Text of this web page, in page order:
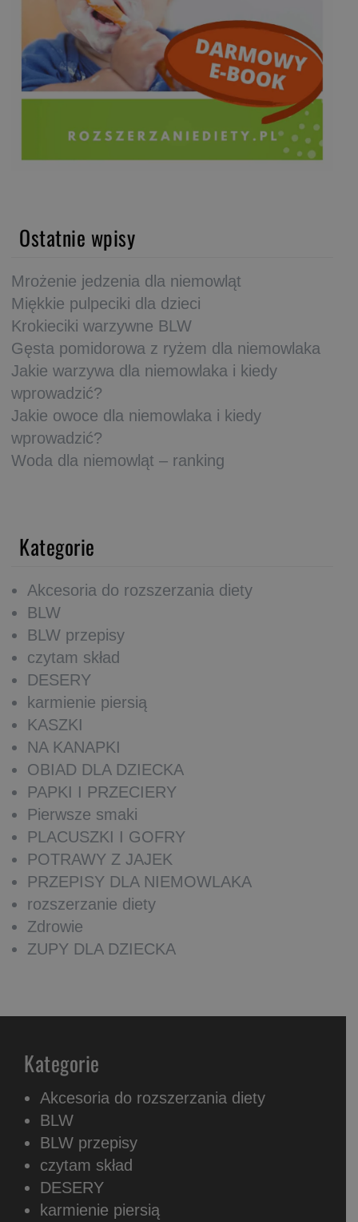
Ostatnie wpisy
Mrożenie jedzenia dla niemowląt
Miękkie pulpeciki dla dzieci
Krokieciki warzywne BLW
Gęsta pomidorowa z ryżem dla niemowlaka
Jakie warzywa dla niemowlaka i kiedy
wprowadzić?
Jakie owoce dla niemowlaka i kiedy
wprowadzić?
Woda dla niemowląt – ranking
Kategorie
Akcesoria do rozszerzania diety
BLW
BLW przepisy
czytam skład
DESERY
karmienie piersią
KASZKI
NA KANAPKI
OBIAD DLA DZIECKA
PAPKI I PRZECIERY
Pierwsze smaki
PLACUSZKI I GOFRY
POTRAWY Z JAJEK
PRZEPISY DLA NIEMOWLAKA
rozszerzanie diety
Zdrowie
ZUPY DLA DZIECKA
Kategorie
Akcesoria do rozszerzania diety
BLW
BLW przepisy
czytam skład
DESERY
karmienie piersią